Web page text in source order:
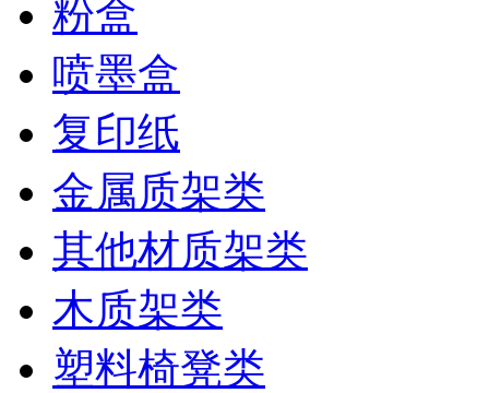
粉盒
喷墨盒
复印纸
金属质架类
其他材质架类
木质架类
塑料椅凳类